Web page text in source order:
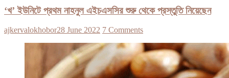
‘খ’ ইউনিটে প্রথম নাহনুল এইচএসসির শুরু থেকে প্রস্তুতি নিয়েছেন
ajkervalokhobor28 June 2022 7 Comments